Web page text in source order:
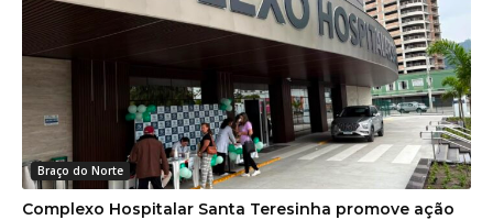
Braço do Norte
Complexo Hospitalar Santa Teresinha promove ação